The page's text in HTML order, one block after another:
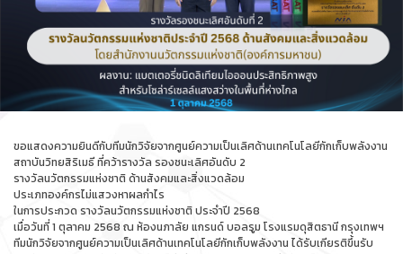
ขอแสดงความยินดีกับทีมนักวิจัยจากศูนย์ความเป็นเลิศด้านเทคโนโลยีกักเก็บพลังงาน
สถาบันวิทยสิริเมธี ที่คว้ารางวัล รองชนะเลิศอันดับ 2
รางวัลนวัตกรรมแห่งชาติ ด้านสังคมและสิ่งแวดล้อม
ประเภทองค์กรไม่แสวงหาผลกำไร
ในการประกวด รางวัลนวัตกรรมแห่งชาติ ประจำปี 2568
เมื่อวันที่ 1 ตุลาคม 2568 ณ ห้องนภาลัย แกรนด์ บอลรูม โรงแรมดุสิตธานี กรุงเทพฯ
ทีมนักวิจัยจากศูนย์ความเป็นเลิศด้านเทคโนโลยีกักเก็บพลังงาน ได้รับเกียรติขึ้นรับ